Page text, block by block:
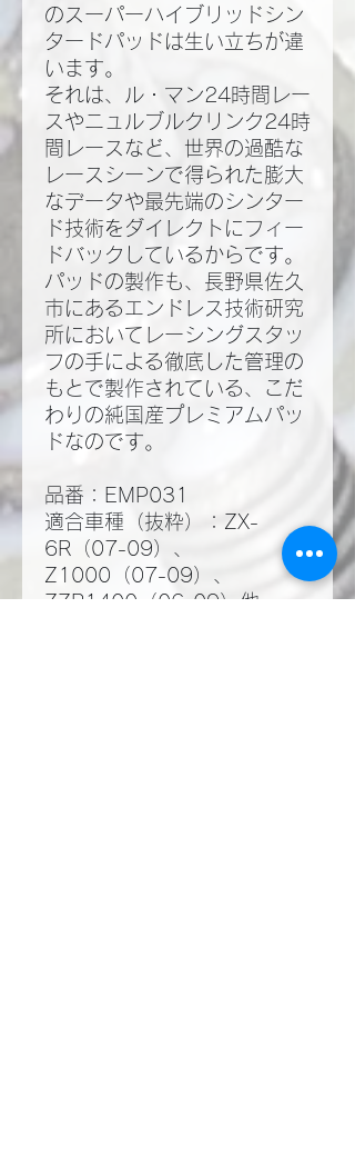
のスーパーハイブリッドシン
タードパッドは生い立ちが違
います。
それは、ル・マン24時間レー
スやニュルブルクリンク24時
間レースなど、世界の過酷な
レースシーンで得られた膨大
なデータや最先端のシンター
ド技術をダイレクトにフィー
ドバックしているからです。
パッドの製作も、長野県佐久
市にあるエンドレス技術研究
所においてレーシングスタッ
フの手による徹底した管理の
もとで製作されている、こだ
わりの純国産プレミアムパッ
ドなのです。
品番：EMP031
適合車種（抜粋）：ZX-
6R（07-09）、
Z1000（07-09）、
ZZR1400（06-09）他